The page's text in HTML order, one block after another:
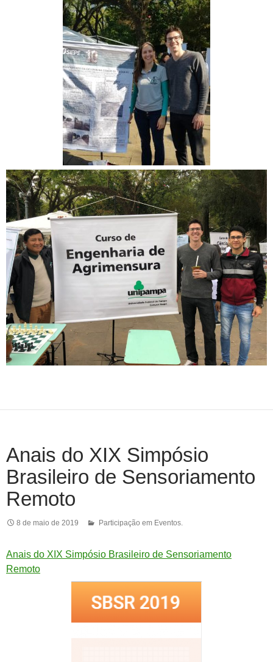
Anais do XIX Simpósio
Brasileiro de Sensoriamento
Remoto
8 de maio de 2019 Participação em Eventos.
Anais do XIX Simpósio Brasileiro de Sensoriamento
Remoto